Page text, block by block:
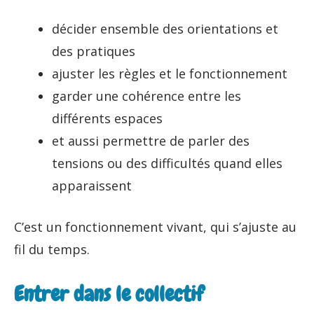
décider ensemble des orientations et
des pratiques
ajuster les règles et le fonctionnement
garder une cohérence entre les
différents espaces
et aussi permettre de parler des
tensions ou des difficultés quand elles
apparaissent
C’est un fonctionnement vivant, qui s’ajuste au
fil du temps.
Entrer dans le collectif